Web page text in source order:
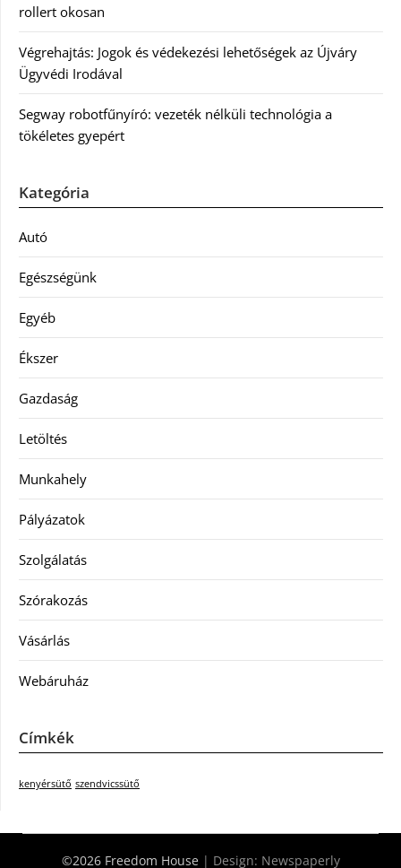
rollert okosan
Végrehajtás: Jogok és védekezési lehetőségek az Újváry
Ügyvédi Irodával
Segway robotfűnyíró: vezeték nélküli technológia a
tökéletes gyepért
Kategória
Autó
Egészségünk
Egyéb
Ékszer
Gazdaság
Letöltés
Munkahely
Pályázatok
Szolgálatás
Szórakozás
Vásárlás
Webáruház
Címkék
kenyérsütő szendvicssütő
©2026 Freedom House | Design: Newspaperly